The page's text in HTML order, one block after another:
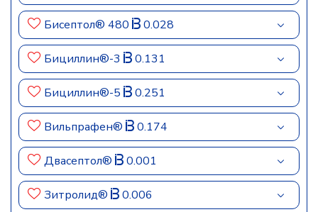
Бисептол® 480 0.028
Бициллин®-3 0.131
Бициллин®-5 0.251
Вильпрафен® 0.174
Двасептол® 0.001
Зитролид® 0.006